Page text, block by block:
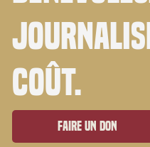
coût.
Faire un don